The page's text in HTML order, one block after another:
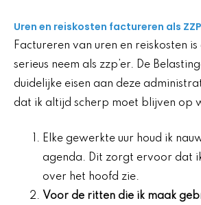
Uren en reiskosten factureren als
Factureren van uren en reiskosten
serieus neem als zzp’er. De
duidelijke eisen aan deze
dat ik altijd scherp moet blijven op
Elke gewerkte uur houd ik
agenda. Dit zorgt ervoor dat
over het hoofd zie.
Voor de ritten die ik maak